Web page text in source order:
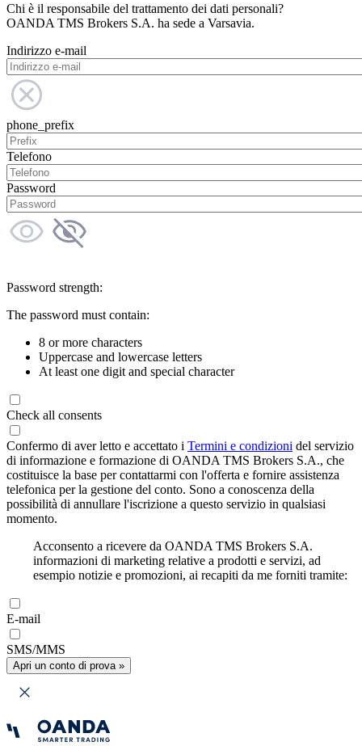
Chi è il responsabile del trattamento dei dati personali?
OANDA TMS Brokers S.A. ha sede a Varsavia.
Indirizzo e-mail
phone_prefix
Telefono
Password
Password strength:
The password must contain:
8 or more characters
Uppercase and lowercase letters
At least one digit and special character
Check all consents
Confermo di aver letto e accettato i Termini e condizioni del servizio
di informazione e formazione di OANDA TMS Brokers S.A., che
costituisce la base per contattarmi con l'offerta e fornire assistenza
telefonica per la gestione del conto. Sono a conoscenza della
possibilità di annullare l'iscrizione a questo servizio in qualsiasi
momento.
Acconsento a ricevere da OANDA TMS Brokers S.A.
informazioni di marketing relative a prodotti e servizi, ad
esempio notizie e promozioni, ai recapiti da me forniti tramite:
E-mail
SMS/MMS
Apri un conto di prova »